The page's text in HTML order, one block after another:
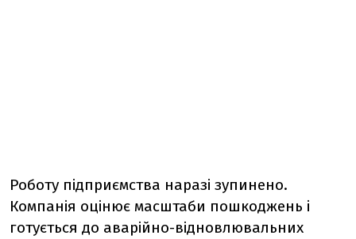
Роботу підприємства наразі зупинено.
Компанія оцінює масштаби пошкоджень і
готується до аварійно-відновлювальних